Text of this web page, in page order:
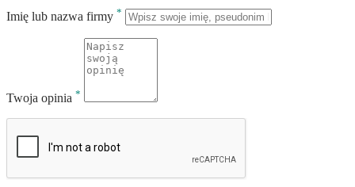
Imię lub nazwa firmy *
Twoja opinia *